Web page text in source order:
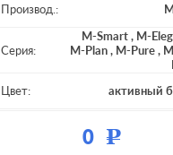
Производ.:
Серия:
M-Smart, M-
M-Plan, M-Pure,
Цвет:
активный
0Р